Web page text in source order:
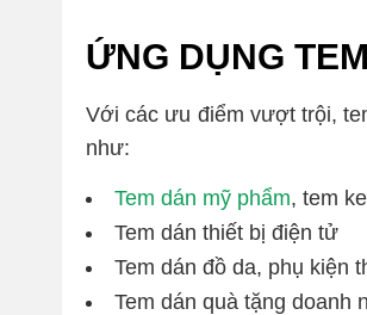
ỨNG DỤNG
Với các ưu điểm vượt trội,
như:
Tem dán mỹ phẩm, tem
Tem dán thiết bị điện tử
Tem dán đồ da, phụ kiện
Tem dán quà tặng doanh